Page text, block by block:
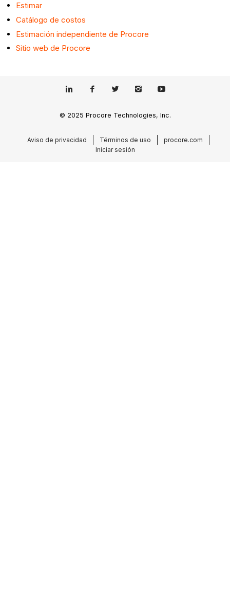
Estimar
Catálogo de costos
Estimación independiente de Procore
Sitio web de Procore
© 2025 Procore Technologies, Inc.
Aviso de privacidad Términos de uso
procore.com
Iniciar sesión